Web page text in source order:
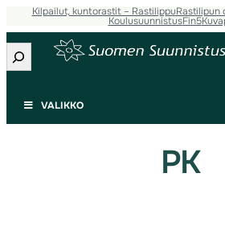
Siirry
sisältöön
Kilpailut, kuntorastit – RastilippuRastilipun
KoulusuunnistusFin5
Etsi
VALIKKO
PK